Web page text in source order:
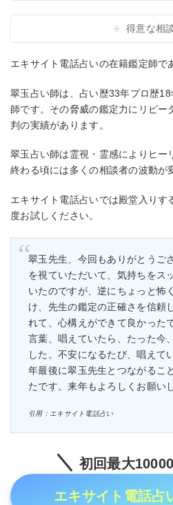
得意な相
エキサイト電話占いの在籍鑑定師で
翠玉占い師は、占い歴33年プロ歴
師です。その脅威の鑑定力にリピー
判の実績があります。
翠玉占い師は霊視・霊感によりヒー
終わる頃には多くの相談者の波動が
エキサイト電話占いでは殿堂入りす
度お試しください。
翠玉先生、今回もありがとうご
を視ていただいて、気持ちをス
いたのですが、逆にちょっと怖
け、先生の鑑定の正確さを信頼
れて、心構えができて良かった
言葉、唱えていたら、たった今
した。不安になるたび、唱えて
年最後に翠玉先生とつながるこ
たです。来年もよろしくお願い
引用：エキサイト電話占い
初回最大
エキサイト電話占